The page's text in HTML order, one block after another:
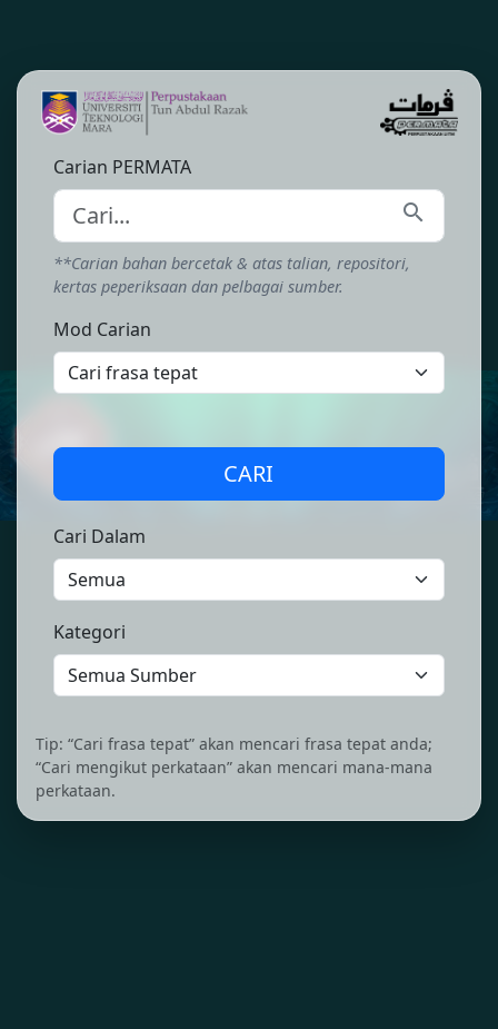
Carian PERMATA
search
**Carian bahan bercetak & atas talian, repositori,
kertas peperiksaan dan pelbagai sumber.
Mod Carian
CARI
Cari Dalam
Kategori
Tip: “Cari frasa tepat” akan mencari frasa tepat anda;
“Cari mengikut perkataan” akan mencari mana-mana
perkataan.